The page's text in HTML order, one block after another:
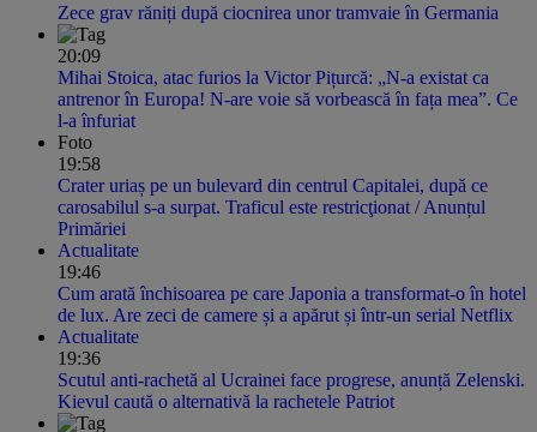
Zece grav răniți după ciocnirea unor tramvaie în Germania
20:09
Mihai Stoica, atac furios la Victor Pițurcă: „N-a existat ca
antrenor în Europa! N-are voie să vorbească în fața mea”. Ce
l-a înfuriat
Foto
19:58
Crater uriaș pe un bulevard din centrul Capitalei, după ce
carosabilul s-a surpat. Traficul este restricţionat / Anunțul
Primăriei
Actualitate
19:46
Cum arată închisoarea pe care Japonia a transformat-o în hotel
de lux. Are zeci de camere și a apărut și într-un serial Netflix
Actualitate
19:36
Scutul anti-rachetă al Ucrainei face progrese, anunță Zelenski.
Kievul caută o alternativă la rachetele Patriot